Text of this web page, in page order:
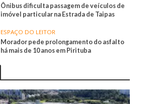
Ônibus dificulta passagem de veículos de
imóvel particular na Estrada de Taipas
ESPAÇO DO LEITOR
Morador pede prolongamento do asfalto
há mais de 10 anos em Pirituba